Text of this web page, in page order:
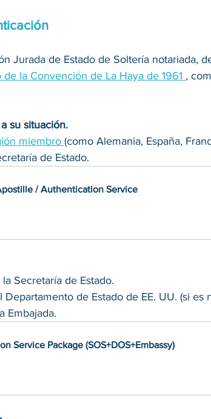
Jurada de Estado de Soltería notariada,
de la Convención de La Haya de 1961 ,
su situación.
miembro (como Alemania, España,
de Estado.
/ Authentication Service
Secretaría de Estado.
de Estado de EE. UU. (si es
Embajada.
Service Package (SOS+DOS+Embassy)